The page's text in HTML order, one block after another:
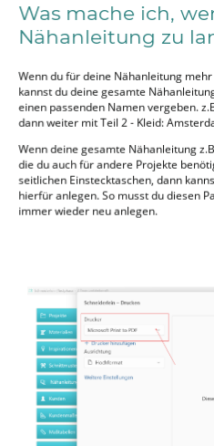
Was mache ich,
Nähanleitung zu
Wenn du für deine Nähanleitung
kannst du deine gesamte
einen passenden Namen vergeben.
dann weiter mit Teil 2 - Kleid:
Wenn deine gesamte Nähanleitung
die du auch für andere Projekte
seitlichen Einstecktaschen, dann
hierfür anlegen. So musst du diesen
immer wieder neu anlegen.